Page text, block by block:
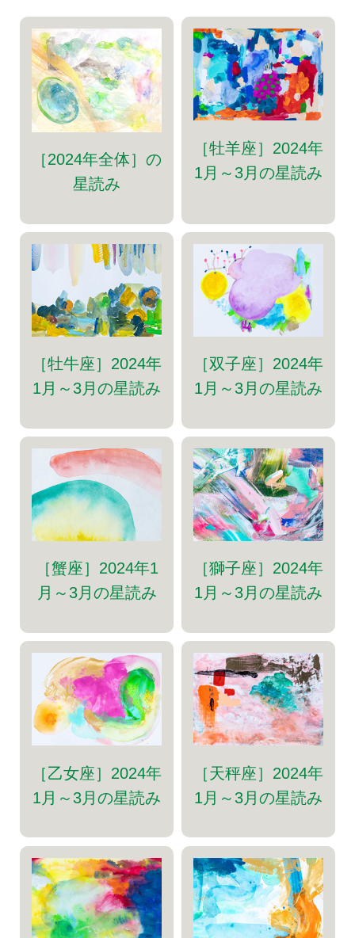
［2024年全体］の
星読み
［牡羊座］2024年
1月～3月の星読み
［牡牛座］2024年
1月～3月の星読み
［双子座］2024年
1月～3月の星読み
［蟹座］2024年1
月～3月の星読み
［獅子座］2024年
1月～3月の星読み
［乙女座］2024年
1月～3月の星読み
［天秤座］2024年
1月～3月の星読み